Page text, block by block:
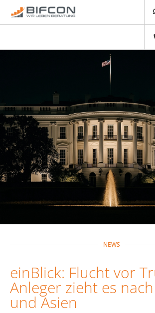
NEWS
einBlick: Flucht vor
Anleger zieht es
und Asien